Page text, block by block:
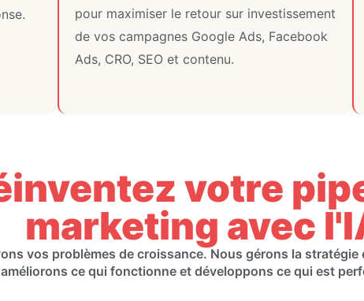
pour maximiser le retour sur investissement
de vos campagnes Google Ads, Facebook
Ads, CRO, SEO et contenu.
votre
marketing avec
vos problèmes de croissance. Nous gérons la stratégie
améliorons ce qui fonctionne et développons ce qui est